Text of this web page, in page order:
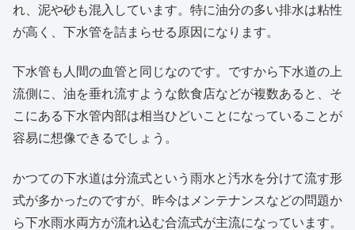
れ、泥や砂も混入しています。特に油分の多い排水は粘性
が高く、下水管を詰まらせる原因になります。
下水管も人間の血管と同じなのです。ですから下水道の上
流側に、油を垂れ流すような飲食店などが複数あると、そ
こにある下水管内部は相当ひどいことになっていることが
容易に想像できるでしょう。
かつての下水道は分流式という雨水と汚水を分けて流す形
式が多かったのですが、昨今はメンテナンスなどの問題か
ら下水雨水両方が流れ込む合流式が主流になっています。